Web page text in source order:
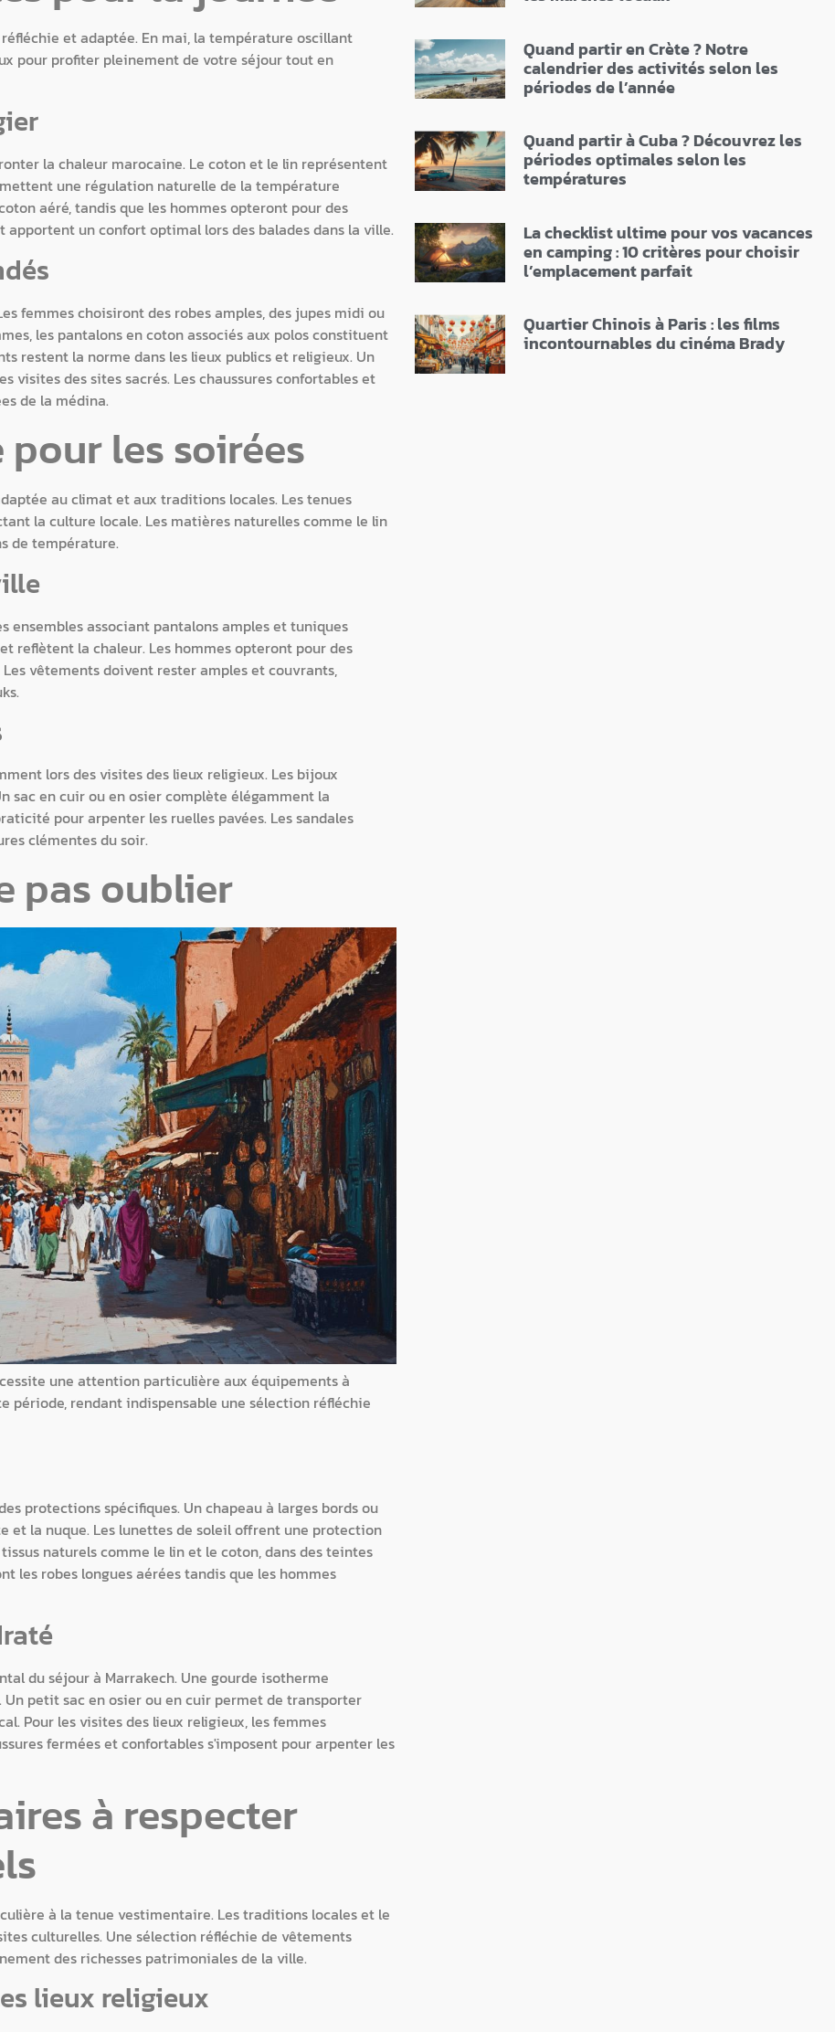
et adaptée. En mai, la température oscillant
pour profiter pleinement de votre séjour tout en
la chaleur marocaine. Le coton et le lin représentent
une régulation naturelle de la température
aéré, tandis que les hommes opteront pour des
un confort optimal lors des balades dans la ville.
femmes choisiront des robes amples, des jupes midi ou
les pantalons en coton associés aux polos constituent
restent la norme dans les lieux publics et religieux. Un
visites des sites sacrés. Les chaussures confortables et
de la médina.
les soirées
au climat et aux traditions locales. Les tenues
la culture locale. Les matières naturelles comme le lin
de température.
ensembles associant pantalons amples et tuniques
reflètent la chaleur. Les hommes opteront pour des
vêtements doivent rester amples et couvrants,
lors des visites des lieux religieux. Les bijoux
en cuir ou en osier complète élégamment la
pour arpenter les ruelles pavées. Les sandales
clémentes du soir.
pas oublier
une attention particulière aux équipements à
période, rendant indispensable une sélection réfléchie
protections spécifiques. Un chapeau à larges bords ou
et la nuque. Les lunettes de soleil offrent une protection
naturels comme le lin et le coton, dans des teintes
les robes longues aérées tandis que les hommes
du séjour à Marrakech. Une gourde isotherme
petit sac en osier ou en cuir permet de transporter
Pour les visites des lieux religieux, les femmes
fermées et confortables s'imposent pour arpenter les
à respecter
à la tenue vestimentaire. Les traditions locales et le
culturelles. Une sélection réfléchie de vêtements
des richesses patrimoniales de la ville.
lieux religieux
Quand partir en Crète ? Notre
calendrier des activités selon les
périodes de l’année
Quand partir à Cuba ? Découvrez les
périodes optimales selon les
températures
La checklist ultime pour vos vacances
en camping : 10 critères pour choisir
l’emplacement parfait
Quartier Chinois à Paris : les films
incontournables du cinéma Brady